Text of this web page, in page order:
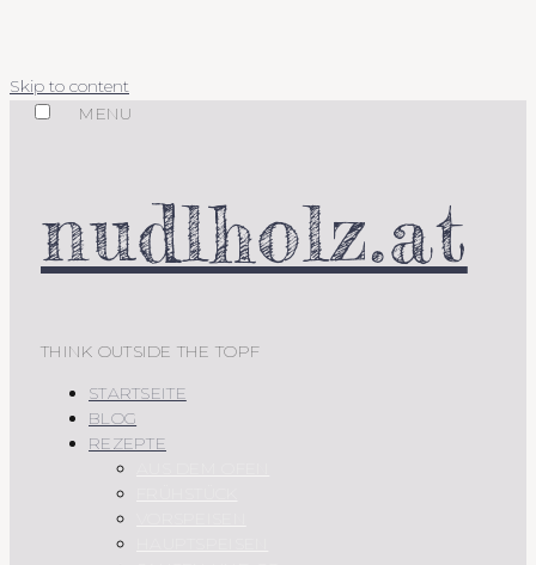
Skip to content
MENU
nudlholz.at
THINK OUTSIDE THE TOPF
STARTSEITE
BLOG
REZEPTE